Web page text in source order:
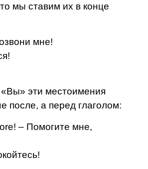
мы ставим их в конце
мне!
эти местоимения
после, а перед глаголом:
– Помогите мне,